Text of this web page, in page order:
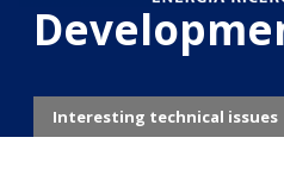
Interesting technical issues